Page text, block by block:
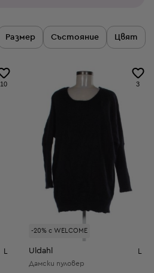
Размер Състояние Цвят
10
-20% с WELCOME
3
Uldahl
Дамски пуловер